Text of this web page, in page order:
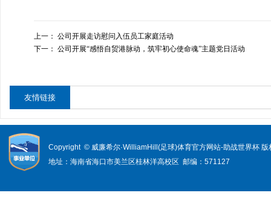
上一： 公司开展走访慰问入伍员工家庭活动
下一： 公司开展“感悟自贸港脉动，筑牢初心使命魂”主题党日活动
友情链接
Copyright © 威廉希尔·WilliamHill(足球)体育官方网站-助战世界杯
地址：海南省海口市美兰区桂林洋高校区 邮编：571127